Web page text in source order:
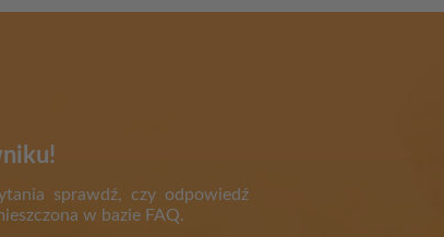
sprawdź, czy odpowiedź
w bazie FAQ.